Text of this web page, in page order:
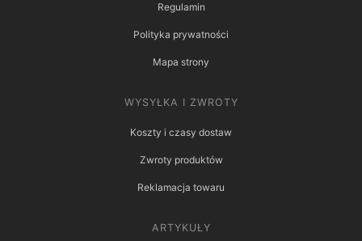
Regulamin
Polityka prywatności
Mapa strony
WYSYŁKA I ZWROTY
Koszty i czasy dostaw
Zwroty produktów
Reklamacja towaru
ARTYKUŁY